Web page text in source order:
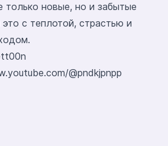
только новые, но и забытые
с теплотой, страстью и
@pndkjpnpp